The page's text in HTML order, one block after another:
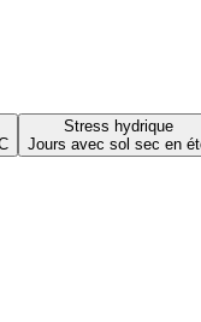
Stress hydrique
Jours avec sol sec en